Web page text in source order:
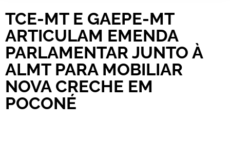
TCE-MT E GAEPE-MT
ARTICULAM EMENDA
PARLAMENTAR JUNTO À
ALMT PARA MOBILIAR
NOVA CRECHE EM
POCONÉ